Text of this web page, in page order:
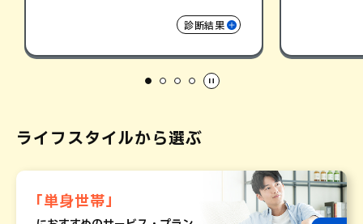
診断結果
ライフスタイルから選ぶ
「単身世帯」